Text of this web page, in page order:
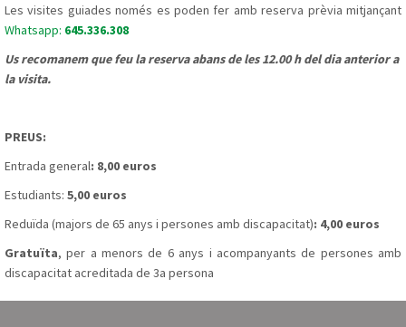
Les visites guiades només es poden fer amb reserva prèvia mitjançant
Whatsapp: 645.336.308
Us recomanem que feu la reserva abans de les 12.00 h del dia anterior a
la visita.
PREUS:
Entrada general: 8,00 euros
Estudiants: 5,00 euros
Reduïda (majors de 65 anys i persones amb discapacitat): 4,00 euros
Gratuïta, per a menors de 6 anys i acompanyants de persones amb
discapacitat acreditada de 3a persona